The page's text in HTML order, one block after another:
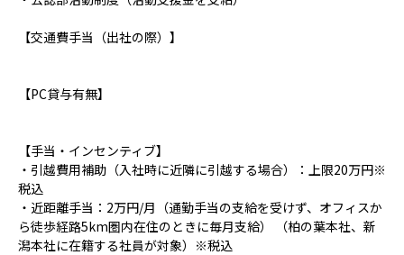
【交通費手当（出社の際）】
【PC貸与有無】
【手当・インセンティブ】
・引越費用補助（入社時に近隣に引越する場合）：上限20万円※
税込
・近距離手当：2万円/月（通勤手当の支給を受けず、オフィスか
ら徒歩経路5km圏内在住のときに毎月支給） （柏の葉本社、新
潟本社に在籍する社員が対象）※税込